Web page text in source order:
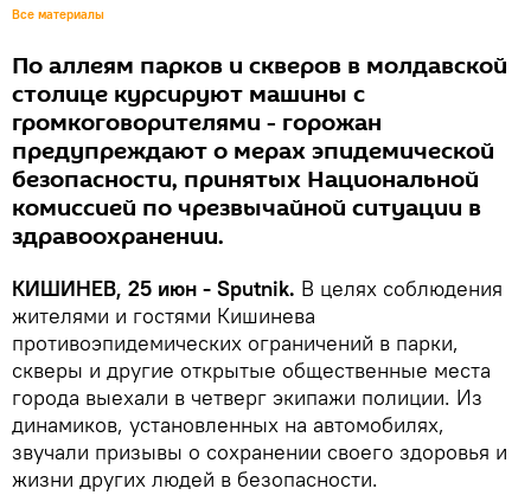
Все материалы
По аллеям парков и скверов в молдавской
столице курсируют машины с
громкоговорителями - горожан
предупреждают о мерах эпидемической
безопасности, принятых Национальной
комиссией по чрезвычайной ситуации в
здравоохранении.
КИШИНЕВ, 25 июн - Sputnik. В целях соблюдения
жителями и гостями Кишинева
противоэпидемических ограничений в парки,
скверы и другие открытые общественные места
города выехали в четверг экипажи полиции. Из
динамиков, установленных на автомобилях,
звучали призывы о сохранении своего здоровья и
жизни других людей в безопасности.